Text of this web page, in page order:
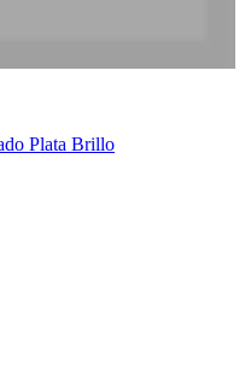
Plata Brillo